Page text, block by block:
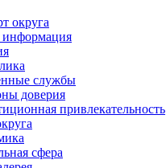
округа
службы
доверия
привлекательность
сфера